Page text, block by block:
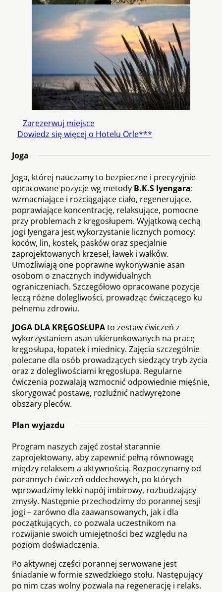
Zarezerwuj miejsce
Dowiedz się więcej o Hotelu Orle***
Joga
Joga, której nauczamy to bezpieczne i precyzyjnie
opracowane pozycje wg metody B.K.S Iyengara:
wzmacniające i rozciągające ciało, regenerujące,
poprawiające koncentrację, relaksujące, pomocne
przy problemach z kręgosłupem. Wyjątkową cechą
jogi Iyengara jest wykorzystanie licznych pomocy:
koców, lin, kostek, pasków oraz specjalnie
zaprojektowanych krzeseł, ławek i wałków.
Umożliwiają one poprawne wykonywanie asan
osobom o znacznych indywidualnych
ograniczeniach. Szczegółowo opracowane pozycje
leczą różne dolegliwości, prowadząc ćwiczącego ku
pełnemu zdrowiu.
JOGA DLA KRĘGOSŁUPAto zestaw ćwiczeń z
wykorzystaniem asan ukierunkowanych na pracę
kręgosłupa, łopatek i miednicy. Zajęcia szczególnie
polecane dla osób prowadzących siedzący tryb życia
oraz z dolegliwościami kręgosłupa. Regularne
ćwiczenia pozwalają wzmocnić odpowiednie mięśnie,
skorygować postawę, rozluźnić nadwyrężone
obszary pleców.
Plan wyjazdu
Program naszych zajęć został starannie
zaprojektowany, aby zapewnić pełną równowagę
między relaksem a aktywnością. Rozpoczynamy od
porannych ćwiczeń oddechowych, po których
wprowadzimy lekki napój imbirowy, rozbudzający
zmysły. Następnie przechodzimy do porannej sesji
jogi – zarówno dla zaawansowanych, jak i dla
początkujących, co pozwala uczestnikom na
rozwijanie swoich umiejętności bez względu na
poziom doświadczenia.
Po aktywnej części porannej serwowane jest
śniadanie w formie szwedzkiego stołu. Następujący
po nim czas wolny pozwala na regenerację i relaks.